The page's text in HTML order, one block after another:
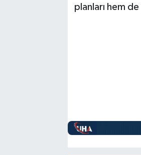
planları hem